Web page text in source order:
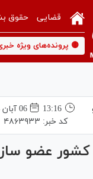
قضایی حقوق
🟡 پرونده‌های ویژه
13:16
06 آبان 1404
کد خبر: ۴۸۶۳۹۳۳
کشور عضو